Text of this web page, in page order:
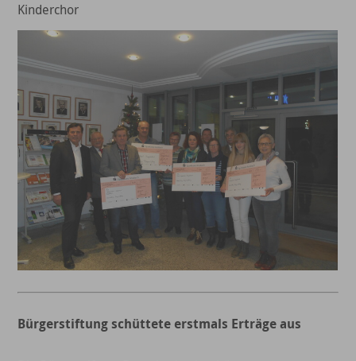
Kinderchor
Bürgerstiftung schüttete erstmals Erträge aus